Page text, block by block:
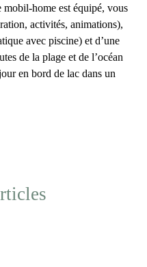
mobil-home est équipé, vous
activités, animations),
avec piscine) et d’une
de la plage et de l’océan
en bord de lac dans un